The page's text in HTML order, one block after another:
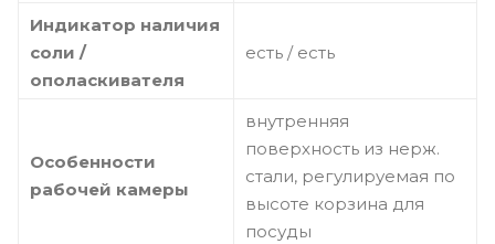
Индикатор наличия
соли /
ополаскивателя
есть / есть
Особенности
рабочей камеры
внутренняя
поверхность из нерж.
стали, регулируемая по
высоте корзина для
посуды